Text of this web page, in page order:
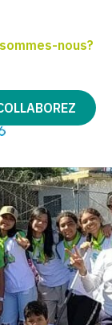
nous?